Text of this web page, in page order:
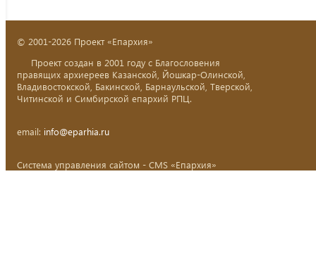
© 2001-2026 Проект «Епархия»
Проект создан в 2001 году с Благословения
правящих архиереев Казанской, Йошкар-Олинской,
Владивостокской, Бакинской, Барнаульской, Тверской,
Читинской и Симбирской епархий РПЦ.
email: info@eparhia.ru
Система управления сайтом - CMS «Епархия»